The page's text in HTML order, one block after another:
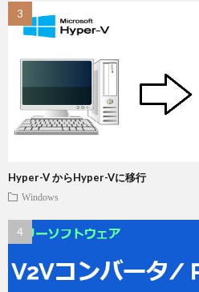
Hyper-V からHyper-Vに移行
Windows